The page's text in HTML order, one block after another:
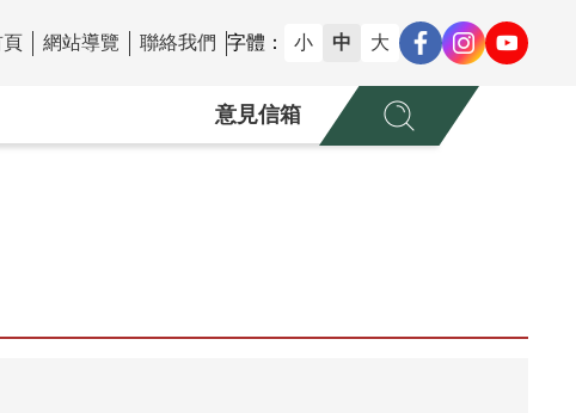
頁 網站導覽 聯絡我們 字體： 小 中 大
意見信箱